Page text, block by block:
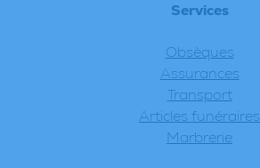
Services
Obsèques
Assurances
Transport
Articles funéraires
Marbrerie